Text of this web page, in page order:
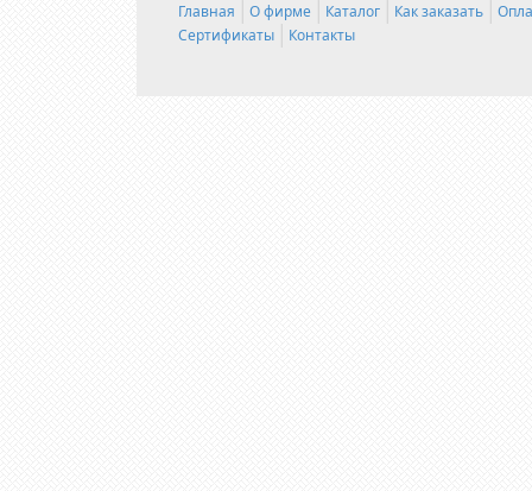
Главная О фирме Каталог Как заказать
Сертификаты
Контакты